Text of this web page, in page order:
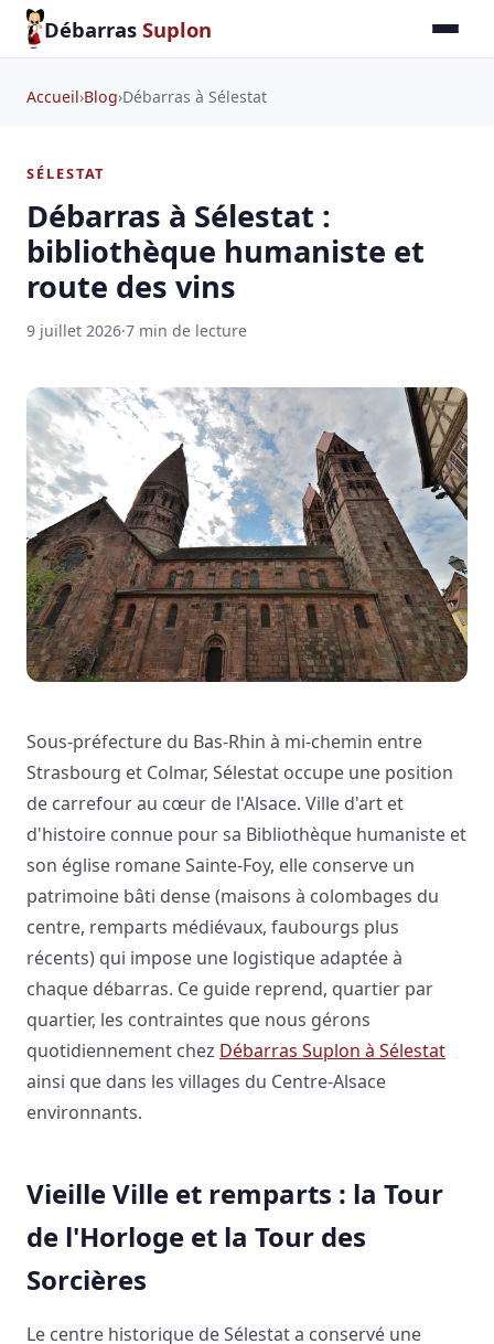
Débarras Suplon
Accueil›Blog›Débarras à Sélestat
SÉLESTAT
Débarras à Sélestat :
bibliothèque humaniste et
route des vins
9 juillet 2026·7 min de lecture
Sous-préfecture du Bas-Rhin à mi-chemin entre
Strasbourg et Colmar, Sélestat occupe une position
de carrefour au cœur de l'Alsace. Ville d'art et
d'histoire connue pour sa Bibliothèque humaniste et
son église romane Sainte-Foy, elle conserve un
patrimoine bâti dense (maisons à colombages du
centre, remparts médiévaux, faubourgs plus
récents) qui impose une logistique adaptée à
chaque débarras. Ce guide reprend, quartier par
quartier, les contraintes que nous gérons
quotidiennement chez Débarras Suplon à Sélestat
ainsi que dans les villages du Centre-Alsace
environnants.
Vieille Ville et remparts : la Tour
de l'Horloge et la Tour des
Sorcières
Le centre historique de Sélestat a conservé une